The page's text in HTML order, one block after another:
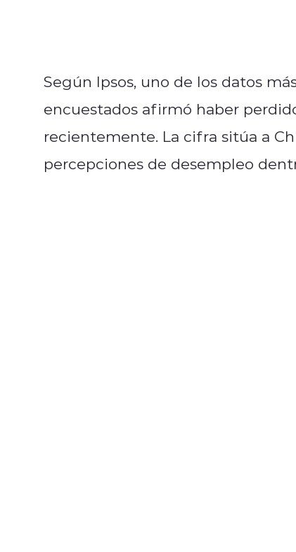
Según Ipsos, uno de los datos
encuestados afirmó haber
recientemente. La cifra sitúa a
percepciones de desempleo